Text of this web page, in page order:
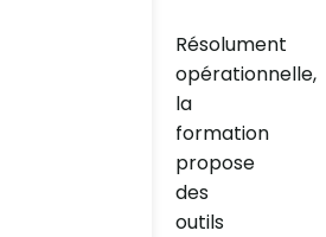
Résolument
opérationnelle,
la
formation
propose
des
outils